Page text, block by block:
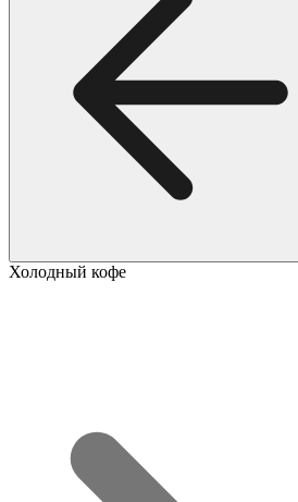
Холодный кофе